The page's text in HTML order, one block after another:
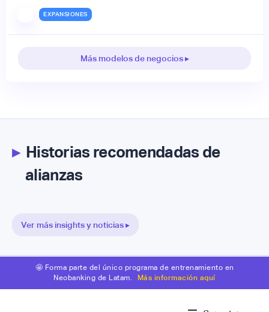
EXPANSIONES
Más modelos de negocios ▸
▸Historias recomendadas de
alianzas
Ver más insights y noticias ▸
🤩 Forma parte del único programa de entrenamiento en
Neobanking de Latam.
Más información aquí